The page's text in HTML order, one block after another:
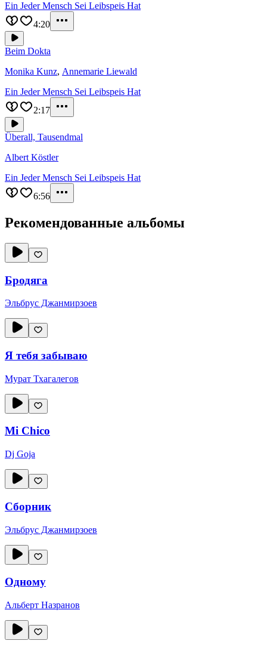
Ein Jeder Mensch Sei Leibspeis Hat
4:20
Beim Dokta
Monika Kunz, Annemarie Liewald
Ein Jeder Mensch Sei Leibspeis Hat
2:17
Überall, Tausendmal
Albert Köstler
Ein Jeder Mensch Sei Leibspeis Hat
6:56
Рекомендованные альбомы
Бродяга
Эльбрус Джанмирзоев
Я тебя забываю
Мурат Тхагалегов
Mi Chico
Dj Goja
Сборник
Эльбрус Джанмирзоев
Одному
Альберт Назранов